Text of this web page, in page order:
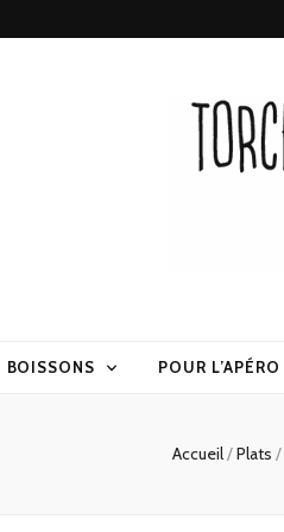
BOISSONS POUR L’APÉRO
Accueil/Plats /